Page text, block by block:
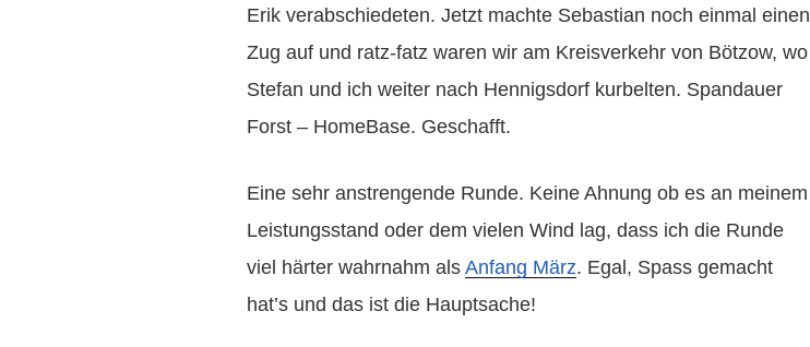
Erik verabschiedeten. Jetzt machte Sebastian noch einmal einen
Zug auf und ratz-fatz waren wir am Kreisverkehr von Bötzow, wo
Stefan und ich weiter nach Hennigsdorf kurbelten. Spandauer
Forst – HomeBase. Geschafft.
Eine sehr anstrengende Runde. Keine Ahnung ob es an meinem
Leistungsstand oder dem vielen Wind lag, dass ich die Runde
viel härter wahrnahm als Anfang März. Egal, Spass gemacht
hat’s und das ist die Hauptsache!